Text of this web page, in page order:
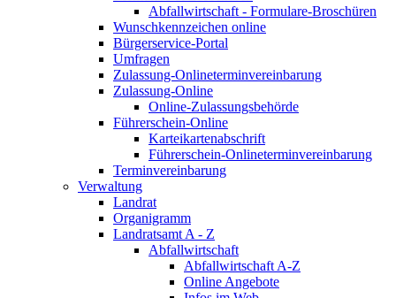
Abfallwirtschaft - Formulare-Broschüren
Wunschkennzeichen online
Bürgerservice-Portal
Umfragen
Zulassung-Onlineterminvereinbarung
Zulassung-Online
Online-Zulassungsbehörde
Führerschein-Online
Karteikartenabschrift
Führerschein-Onlineterminvereinbarung
Terminvereinbarung
Verwaltung
Landrat
Organigramm
Landratsamt A - Z
Abfallwirtschaft
Abfallwirtschaft A-Z
Online Angebote